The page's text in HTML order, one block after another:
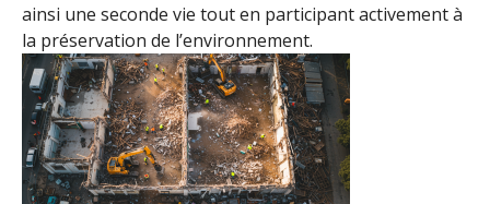
ainsi une seconde vie tout en participant activement à
la préservation de l’environnement.